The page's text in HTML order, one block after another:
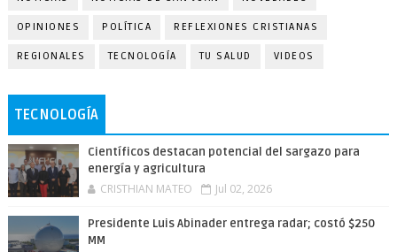
OPINIONES POLÍTICA REFLEXIONES CRISTIANAS
REGIONALES TECNOLOGÍA TU SALUD VIDEOS
TECNOLOGÍA
Científicos destacan potencial del sargazo para
energía y agricultura
CRISTHIAN MATEO Jul 02, 2026
Presidente Luis Abinader entrega radar; costó $250
MM